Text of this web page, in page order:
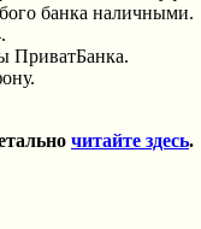
банка наличными.
ПриватБанка.
читайте здесь.